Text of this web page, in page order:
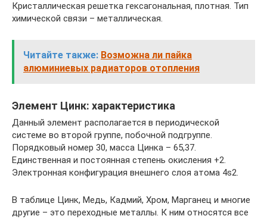
Кристаллическая решетка гексагональная, плотная. Тип
химической связи – металлическая.
Читайте также: Возможна ли пайка
алюминиевых радиаторов отопления
Элемент Цинк: характеристика
Данный элемент располагается в периодической
системе во второй группе, побочной подгруппе.
Порядковый номер 30, масса Цинка – 65,37.
Единственная и постоянная степень окисления +2.
Электронная конфигурация внешнего слоя атома 4s2.
В таблице Цинк, Медь, Кадмий, Хром, Марганец и многие
другие – это переходные металлы. К ним относятся все